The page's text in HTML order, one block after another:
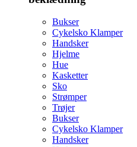
Bukser
Cykelsko Klamper
Handsker
Hjelme
Hue
Kasketter
Sko
Strømper
Trøjer
Bukser
Cykelsko Klamper
Handsker